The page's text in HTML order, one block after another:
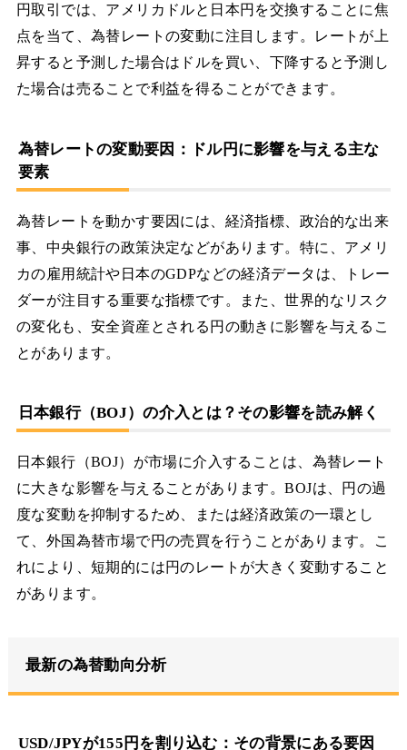
円取引では、アメリカドルと日本円を交換することに焦
点を当て、為替レートの変動に注目します。レートが上
昇すると予測した場合はドルを買い、下降すると予測し
た場合は売ることで利益を得ることができます。
為替レートの変動要因：ドル円に影響を与える主な
要素
為替レートを動かす要因には、経済指標、政治的な出来
事、中央銀行の政策決定などがあります。特に、アメリ
カの雇用統計や日本のGDPなどの経済データは、トレー
ダーが注目する重要な指標です。また、世界的なリスク
の変化も、安全資産とされる円の動きに影響を与えるこ
とがあります。
日本銀行（BOJ）の介入とは？その影響を読み解く
日本銀行（BOJ）が市場に介入することは、為替レート
に大きな影響を与えることがあります。BOJは、円の過
度な変動を抑制するため、または経済政策の一環とし
て、外国為替市場で円の売買を行うことがあります。こ
れにより、短期的には円のレートが大きく変動すること
があります。
最新の為替動向分析
USD/JPYが155円を割り込む：その背景にある要因